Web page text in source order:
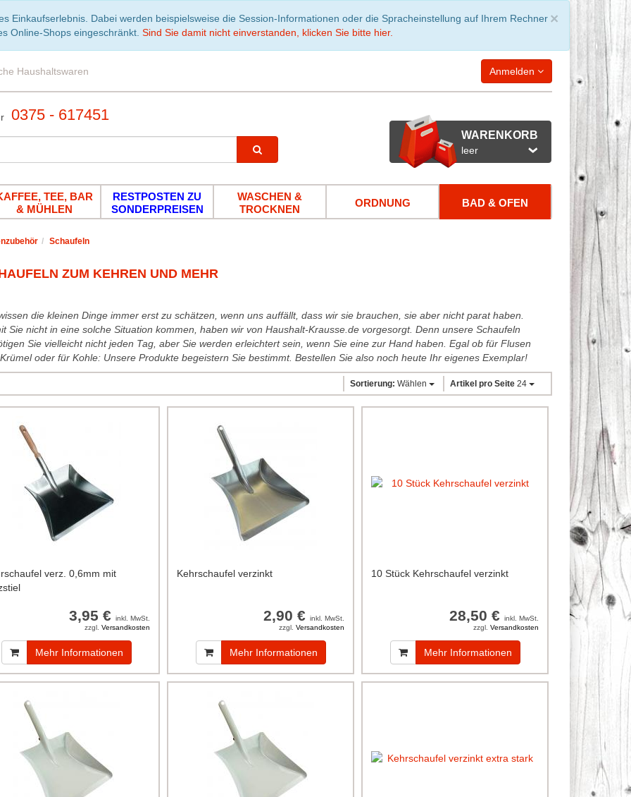
× Schließen
Einkaufserlebnis. Dabei werden beispielsweise die Session-Informationen oder die Spracheinstellung auf Ihrem Rechner
Online-Shops eingeschränkt. Sind Sie damit nicht einverstanden, klicken Sie bitte hier.
Haushaltswaren Anmelden
WARENKORB
leer
0375 - 617451
TEE, BAR
& MÜHLEN
RESTPOSTEN ZU
SONDERPREISEN
WASCHEN &
TROCKNEN
ORDNUNG BAD & OFEN
Schaufeln
ZUM KEHREN UND MEHR
die kleinen Dinge immer erst zu schätzen, wenn uns auffällt, dass wir sie brauchen, sie aber nicht parat haben.
Sie nicht in eine solche Situation kommen, haben wir von Haushalt-Krausse.de vorgesorgt. Denn unsere Schaufeln
Sie vielleicht nicht jeden Tag, aber Sie werden erleichtert sein, wenn Sie eine zur Hand haben. Egal ob für Flusen
oder für Kohle: Unsere Produkte begeistern Sie bestimmt. Bestellen Sie also noch heute Ihr eigenes Exemplar!
Sortierung: Wählen Artikel pro Seite 24
verz. 0,6mm mit
3,95 €inkl. MwSt.
zzgl.Versandkosten
Mehr Informationen
Kehrschaufel verzinkt
2,90 €inkl. MwSt.
zzgl.Versandkosten
Mehr Informationen
10 Stück Kehrschaufel verzinkt
28,50 € inkl. MwSt.
zzgl. Versandkosten
Mehr Informationen